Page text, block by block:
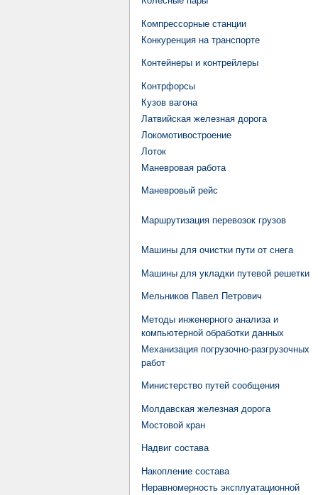
Компрессорные станции
Конкуренция на транспорте
Контейнеры и контрейлеры
Контрфорсы
Кузов вагона
Латвийская железная дорога
Локомотивостроение
Лоток
Маневровая работа
Маневровый рейс
Маршрутизация перевозок грузов
Машины для очистки пути от снега
Машины для укладки путевой решетки
Мельников Павел Петрович
Методы инженерного анализа и
компьютерной обработки данных
Механизация погрузочно-разгрузочных
работ
Министерство путей сообщения
Молдавская железная дорога
Мостовой кран
Надвиг состава
Накопление состава
Неравномерность эксплуатационной